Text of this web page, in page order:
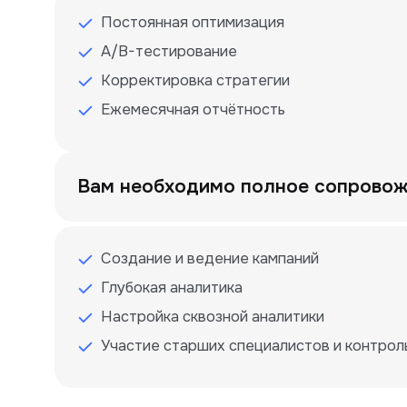
Постоянная оптимизация
A/B-тестирование
Корректировка стратегии
Ежемесячная отчётность
Вам необходимо полное
Создание и ведение кампаний
Глубокая аналитика
Настройка сквозной аналитики
Участие старших специалистов и